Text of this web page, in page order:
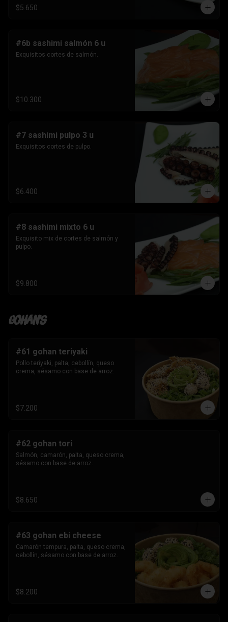
$5.650
#6b sashimi salmón 6 u
Exquisitos cortes de salmón.
$10.300
#7 sashimi pulpo 3 u
Exquisitos cortes de pulpo.
$6.400
#8 sashimi mixto 6 u
Exquisito mix de cortes de salmón y
pulpo.
$9.800
Gohan's
#61 gohan teriyaki
Pollo teriyaki, palta, cebollín, queso
crema, sésamo con base de arroz.
$7.200
#62 gohan tori
Salmón, camarón, palta, queso crema,
sésamo con base de arroz.
$8.650
#63 gohan ebi cheese
Camarón tempura, palta, queso crema,
cebollín, sésamo con base de arroz.
$8.200